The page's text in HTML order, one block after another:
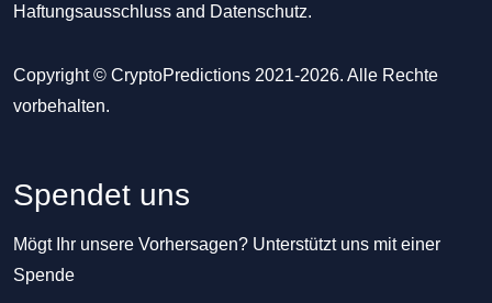
Haftungsausschluss and Datenschutz.
Copyright © CryptoPredictions 2021-2026. Alle Rechte
vorbehalten.
Spendet uns
Mögt Ihr unsere Vorhersagen? Unterstützt uns mit einer
Spende